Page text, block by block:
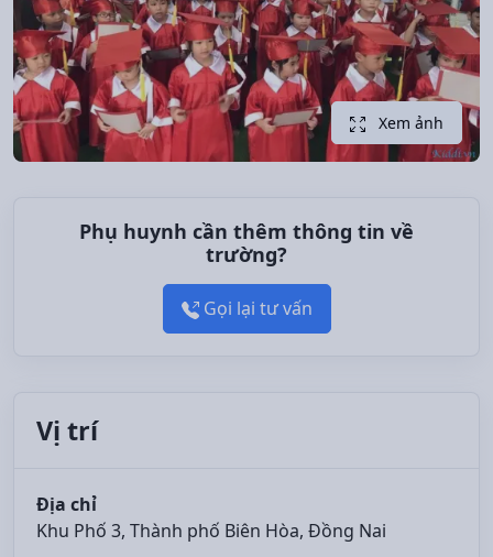
Xem ảnh
Phụ huynh cần thêm thông tin về
trường?
Gọi lại tư vấn
Vị trí
Địa chỉ
Khu Phố 3, Thành phố Biên Hòa, Đồng Nai